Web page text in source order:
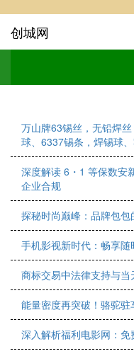
创城网
万山牌63锡丝，无铅焊
球、6337锡条，焊锡球
深度解读 6・1 等保数安
企业合规
探秘时尚巅峰：品牌包
手机影视新时代：畅享
商标交易中法律支持与
能量密度再突破！骆驼
深入解析福利电影网：